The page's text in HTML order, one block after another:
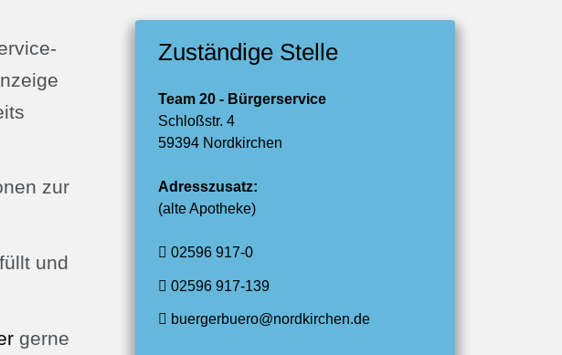
zur
und
gerne
Zuständige Stelle
Team 20 - Bürgerservice
Schloßstr. 4
59394 Nordkirchen
Adresszusatz:
(alte Apotheke)
02596 917-0
02596 917-139
buergerbuero@nordkirchen.de